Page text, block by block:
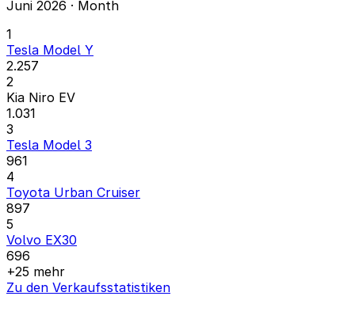
Juni 2026 · Month
1
Tesla Model Y
2.257
2
Kia Niro EV
1.031
3
Tesla Model 3
961
4
Toyota Urban Cruiser
897
5
Volvo EX30
696
+25 mehr
Zu den Verkaufsstatistiken